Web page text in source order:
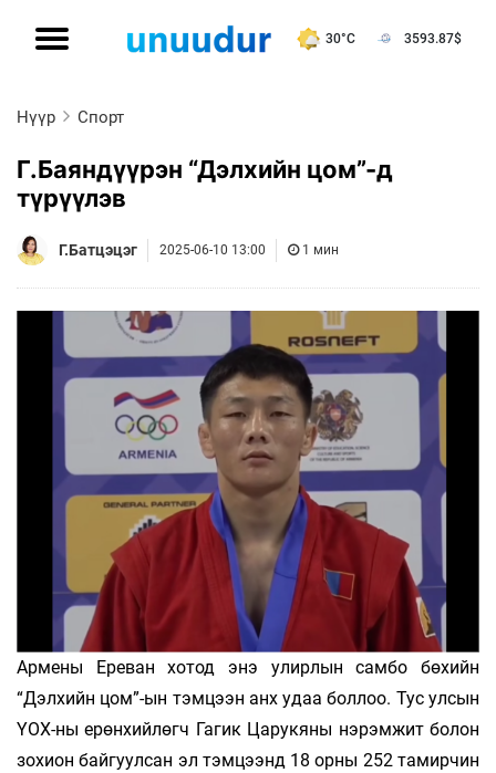
30°C 3593.87$
Нүүр Спорт
Г.Баяндүүрэн “Дэлхийн цом”-д
түрүүлэв
Г.Батцэцэг 2025-06-10 13:00 1 мин
Армены Ереван хотод энэ улирлын самбо бөхийн
“Дэлхийн цом”-ын тэмцээн анх удаа боллоо. Тус улсын
ҮОХ-ны ерөнхийлөгч Гагик Царукяны нэрэмжит болон
зохион байгуулсан эл тэмцээнд 18 орны 252 тамирчин